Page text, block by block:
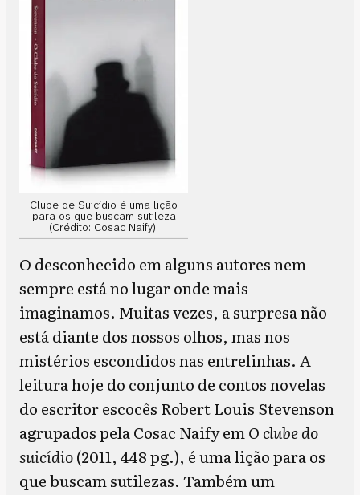
Clube de Suicídio é uma lição
para os que buscam sutileza
(Crédito: Cosac Naify).
O desconhecido em alguns autores nem
sempre está no lugar onde mais
imaginamos. Muitas vezes, a surpresa não
está diante dos nossos olhos, mas nos
mistérios escondidos nas entrelinhas. A
leitura hoje do conjunto de contos novelas
do escritor escocês Robert Louis Stevenson
agrupados pela Cosac Naify em O clube do
suicídio(2011, 448 pg.), é uma lição para os
que buscam sutilezas. Também um